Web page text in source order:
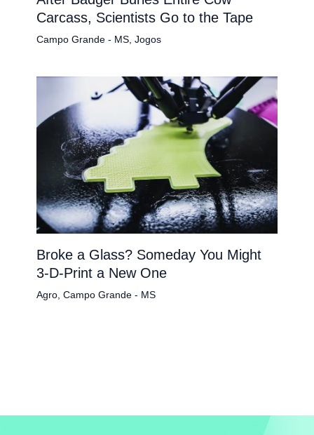
Carcass, Scientists Go to the Tape
Campo Grande - MS, Jogos
Broke a Glass? Someday You Might
3-D-Print a New One
Agro, Campo Grande - MS